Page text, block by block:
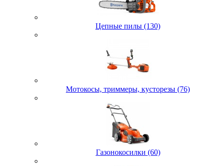
Цепные пилы (130)
Мотокосы, триммеры, кусторезы (76)
Газонокосилки (60)